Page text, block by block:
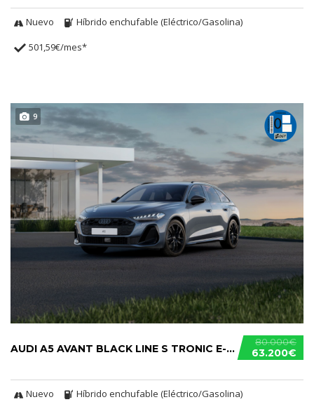
Nuevo
Híbrido enchufable (Eléctrico/Gasolina)
501,59€/mes*
9
80.000€
63.200€
AUDI A5 AVANT BLACK LINE S TRONIC E-HYBRID
Nuevo
Híbrido enchufable (Eléctrico/Gasolina)